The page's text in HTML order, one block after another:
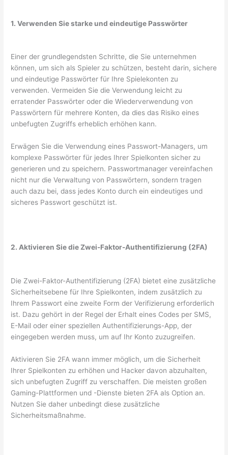
1. Verwenden Sie starke und eindeutige Passwörter
Einer der grundlegendsten Schritte, die Sie unternehmen
können, um sich als Spieler zu schützen, besteht darin, sichere
und eindeutige Passwörter für Ihre Spielekonten zu
verwenden. Vermeiden Sie die Verwendung leicht zu
erratender Passwörter oder die Wiederverwendung von
Passwörtern für mehrere Konten, da dies das Risiko eines
unbefugten Zugriffs erheblich erhöhen kann.
Erwägen Sie die Verwendung eines Passwort-Managers, um
komplexe Passwörter für jedes Ihrer Spielkonten sicher zu
generieren und zu speichern. Passwortmanager vereinfachen
nicht nur die Verwaltung von Passwörtern, sondern tragen
auch dazu bei, dass jedes Konto durch ein eindeutiges und
sicheres Passwort geschützt ist.
2. Aktivieren Sie die Zwei-Faktor-Authentifizierung (2FA)
Die Zwei-Faktor-Authentifizierung (2FA) bietet eine zusätzliche
Sicherheitsebene für Ihre Spielkonten, indem zusätzlich zu
Ihrem Passwort eine zweite Form der Verifizierung erforderlich
ist. Dazu gehört in der Regel der Erhalt eines Codes per SMS,
E-Mail oder einer speziellen Authentifizierungs-App, der
eingegeben werden muss, um auf Ihr Konto zuzugreifen.
Aktivieren Sie 2FA wann immer möglich, um die Sicherheit
Ihrer Spielkonten zu erhöhen und Hacker davon abzuhalten,
sich unbefugten Zugriff zu verschaffen. Die meisten großen
Gaming-Plattformen und -Dienste bieten 2FA als Option an.
Nutzen Sie daher unbedingt diese zusätzliche
Sicherheitsmaßnahme.